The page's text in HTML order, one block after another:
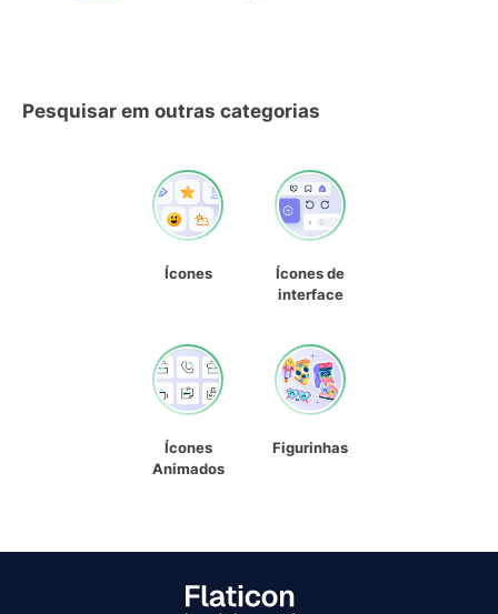
Pesquisar em outras categorias
Ícones
Ícones de
interface
Ícones
Animados
Figurinhas